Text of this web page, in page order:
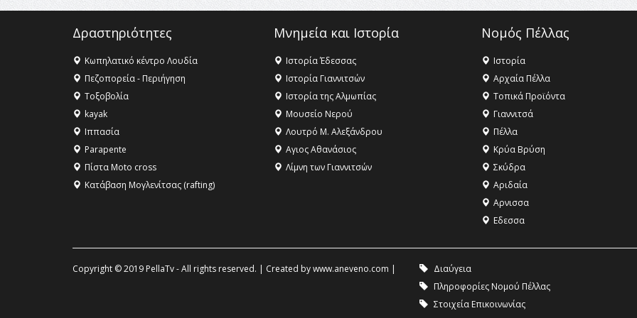
Δραστηριότητες
Κωπηλατικό κέντρο Λουδία
Πεζοπορεία - Περιήγηση
Τοξοβολία
kayak
Ιππασία
Parapente
Πίστα Moto cross
Κατάβαση Μογλενίτσας (rafting)
Μνημεία και Ιστορία
Ιστορία Έδεσσας
Ιστορία Γιαννιτσών
Ιστορία της Αλμωπίας
Μουσείο Νερού
Λουτρό Μ. Αλεξάνδρου
Αγιος Αθανάσιος
Λίμνη των Γιαννιτσών
Νομός Πέλλας
Ιστορία
Αρχαία Πέλλα
Τοπικά Προϊόντα
Γιαννιτσά
Πέλλα
Κρύα Βρύση
Σκύδρα
Αριδαία
Aρνισσα
Eδεσσα
Copyright © 2019 PellaTv - All rights reserved. | Created bywww.aneveno.com | Διαύγεια
Πληροφορίες Νομού Πέλλας
Στοιχεία Επικοινωνίας